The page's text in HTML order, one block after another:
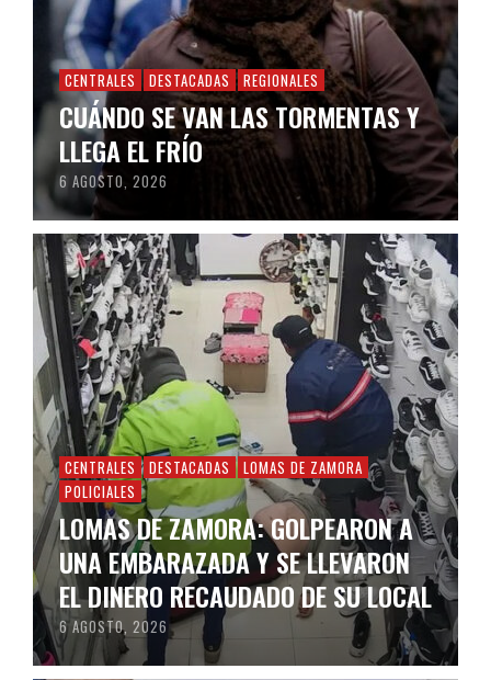
CENTRALES DESTACADAS REGIONALES
CUÁNDO SE VAN LAS TORMENTAS Y
LLEGA EL FRÍO
6 AGOSTO, 2026
CENTRALES DESTACADAS
LOMAS DE ZAMORA
POLICIALES
LOMAS DE ZAMORA: GOLPEARON A
UNA EMBARAZADA Y SE LLEVARON
EL DINERO RECAUDADO DE SU LOCAL
6 AGOSTO, 2026